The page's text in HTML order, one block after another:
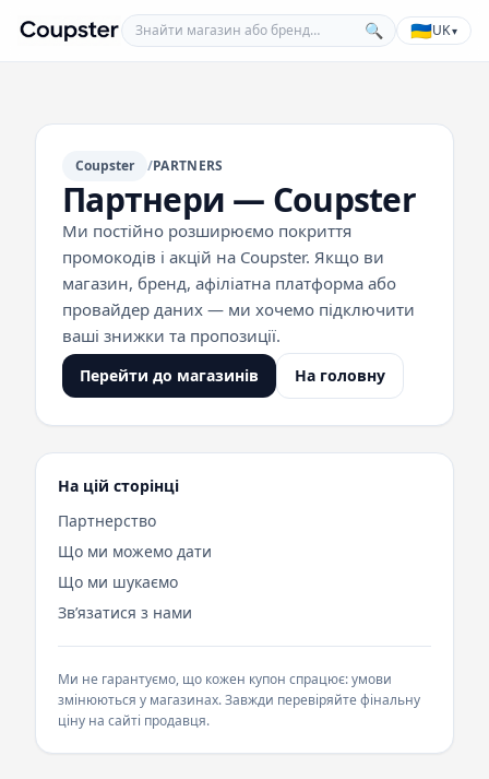
Coupster
Знайти магазин або бренд 🔍 🇺🇦UK▾
Coupster /PARTNERS
Партнери — Coupster
Ми постійно розширюємо покриття
промокодів і акцій на Coupster. Якщо ви
магазин, бренд, афіліатна платформа або
провайдер даних — ми хочемо підключити
ваші знижки та пропозиції.
Перейти до магазинів На головну
На цій сторінці
Партнерство
Що ми можемо дати
Що ми шукаємо
Звʼязатися з нами
Ми не гарантуємо, що кожен купон спрацює: умови
змінюються у магазинах. Завжди перевіряйте фінальну
ціну на сайті продавця.